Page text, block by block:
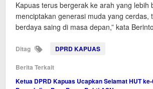
Kapuas terus bergerak ke arah yang lebih
menciptakan generasi muda yang cerdas,
berdaya saing di masa depan,” kata
Ditag DPRD KAPUAS
Berita Terkait
Ketua DPRD Kapuas Ucapkan Selamat HUT